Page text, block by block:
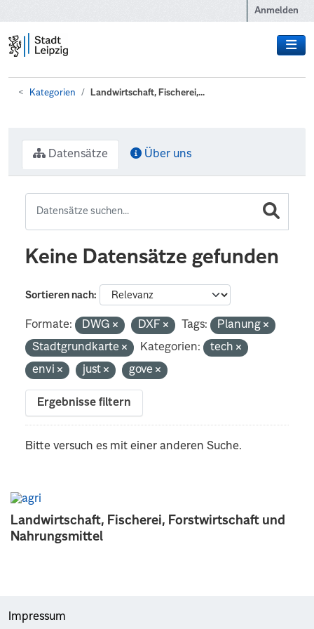
Anmelden
Kategorien Landwirtschaft, Fischerei,...
Landwirtschaft, Fischerei, Forstwirtschaft und
Nahrungsmittel
Datensätze Über uns
Keine Datensätze gefunden
Sortieren nach
Formate: DWG DXF Tags:
Planung
Stadtgrundkarte
Kategorien:
tech
envi
just gove
Ergebnisse filtern
Bitte versuch es mit einer anderen Suche.
Impressum